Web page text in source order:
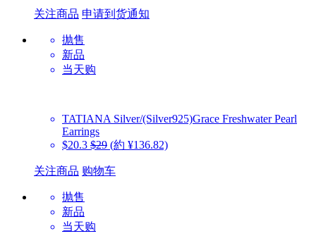
关注商品 申请到货通知
抛售
新品
当天购
TATIANA Silver/(Silver925)Grace Freshwater Pearl
Earrings
$20.3 $29 (約 ¥136.82)
关注商品 购物车
抛售
新品
当天购